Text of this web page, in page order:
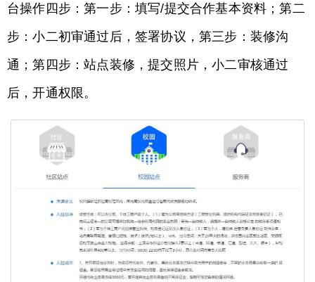
台操作四步：第一步：填写/提交合作基本资料；第二
步：小二初审通过后，签署协议，第三步：装修沟
通；第四步：站点装修，提交照片，小二审核通过
后，开通权限。